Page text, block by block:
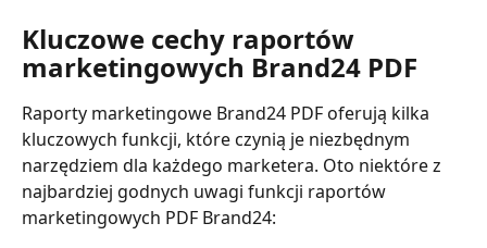
Kluczowe cechy raportów
marketingowych Brand24 PDF
Raporty marketingowe Brand24 PDF oferują kilka
kluczowych funkcji, które czynią je niezbędnym
narzędziem dla każdego marketera. Oto niektóre z
najbardziej godnych uwagi funkcji raportów
marketingowych PDF Brand24: